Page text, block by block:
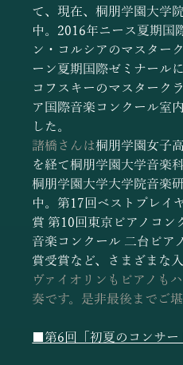
て、現在、桐朋学園大学
中。2016年ニース夏期国
ン・コルシアのマスター
ーン夏期国際ゼミナール
コフスキーのマスターク
ア国際音楽コンクール室
した。
諸橋さんは桐朋学園女子
を経て桐朋学園大学音楽
桐朋学園大学大学院音楽
中。第17回ベストプレイ
賞 第10回東京ピアノコン
音楽コンクール 二台ピア
賞受賞など、さまざまな
ヴァイオリンもピアノも
奏です。是非最後までご
■第6回「初夏のコンサー